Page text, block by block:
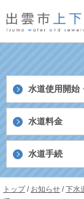
水道使用開始
水道料金
水道手続
根
現
トップ/ お知らせ /下水